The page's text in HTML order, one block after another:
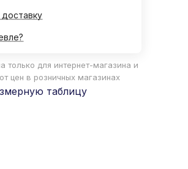
только для интернет-магазина и
цен в розничных магазинах
таблицу